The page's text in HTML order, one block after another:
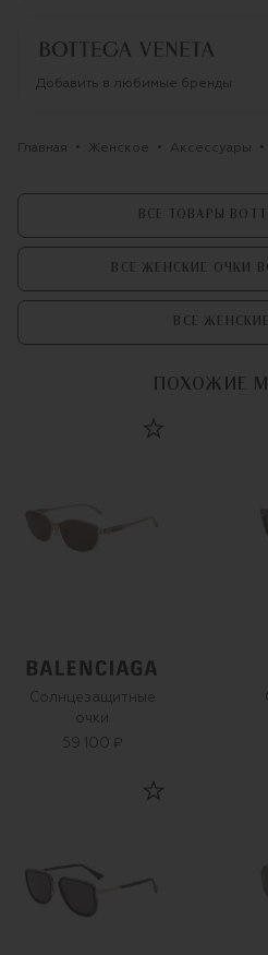
Добавить в любимые бренды
Главная Женское Аксессуары
ВСЕ ТОВАРЫ
ВСЕ ЖЕНСКИЕ ОЧКИ
ВСЕ
ПОХОЖИЕ
Солнцезащитные
очки
59 100 ₽